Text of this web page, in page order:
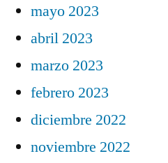
mayo 2023
abril 2023
marzo 2023
febrero 2023
diciembre 2022
noviembre 2022